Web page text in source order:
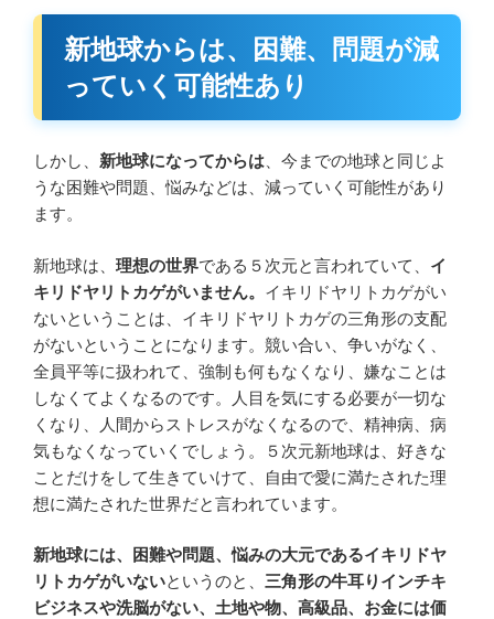
新地球からは、困難、問題が減
っていく可能性あり
しかし、 新地球になってからは 、今までの地球と同じよ
うな困難や問題、悩みなどは、減っていく可能性があり
ます。
新地球は、 理想の世界である５次元と言われていて、 イ
キリドヤリトカゲがいません。 イキリドヤリトカゲがい
ないということは、イキリドヤリトカゲの三角形の支配
がないということになります。競い合い、争いがなく、
全員平等に扱われて、強制も何もなくなり、嫌なことは
しなくてよくなるのです。人目を気にする必要が一切な
くなり、人間からストレスがなくなるので、精神病、病
気もなくなっていくでしょう。５次元新地球は、好きな
ことだけをして生きていけて、自由で愛に満たされた理
想に満たされた世界だと言われています。
新地球には、困難や問題、悩みの大元であるイキリドヤ
リトカゲがいないというのと、 三角形の牛耳りインチキ
ビジネスや洗脳がない、土地や物、高級品、お金には価